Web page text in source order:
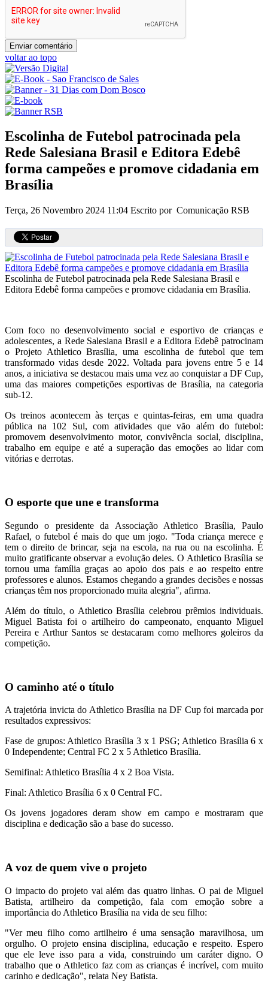
voltar ao topo
Escolinha de Futebol patrocinada pela
Rede Salesiana Brasil e Editora Edebê
forma campeões e promove cidadania em
Brasília
Terça, 26 Novembro 2024 11:04 Escrito por Comunicação RSB
Escolinha de Futebol patrocinada pela Rede Salesiana Brasil e
Editora Edebê forma campeões e promove cidadania em Brasília.
Com foco no desenvolvimento social e esportivo de crianças e
adolescentes, a Rede Salesiana Brasil e a Editora Edebê patrocinam
o Projeto Athletico Brasília, uma escolinha de futebol que tem
transformado vidas desde 2022. Voltada para jovens entre 5 e 14
anos, a iniciativa se destacou mais uma vez ao conquistar a DF Cup,
uma das maiores competições esportivas de Brasília, na categoria
sub-12.
Os treinos acontecem às terças e quintas-feiras, em uma quadra
pública na 102 Sul, com atividades que vão além do futebol:
promovem desenvolvimento motor, convivência social, disciplina,
trabalho em equipe e até a superação das emoções ao lidar com
vitórias e derrotas.
O esporte que une e transforma
Segundo o presidente da Associação Athletico Brasília, Paulo
Rafael, o futebol é mais do que um jogo. "Toda criança merece e
tem o direito de brincar, seja na escola, na rua ou na escolinha. É
muito gratificante observar a evolução deles. O Athletico Brasília se
tornou uma família graças ao apoio dos pais e ao respeito entre
professores e alunos. Estamos chegando a grandes decisões e nossas
crianças têm nos proporcionado muita alegria", afirma.
Além do título, o Athletico Brasília celebrou prêmios individuais.
Miguel Batista foi o artilheiro do campeonato, enquanto Miguel
Pereira e Arthur Santos se destacaram como melhores goleiros da
competição.
O caminho até o título
A trajetória invicta do Athletico Brasília na DF Cup foi marcada por
resultados expressivos:
Fase de grupos: Athletico Brasília 3 x 1 PSG; Athletico Brasília 6 x
0 Independente; Central FC 2 x 5 Athletico Brasília.
Semifinal: Athletico Brasília 4 x 2 Boa Vista.
Final: Athletico Brasília 6 x 0 Central FC.
Os jovens jogadores deram show em campo e mostraram que
disciplina e dedicação são a base do sucesso.
A voz de quem vive o projeto
O impacto do projeto vai além das quatro linhas. O pai de Miguel
Batista, artilheiro da competição, fala com emoção sobre a
importância do Athletico Brasília na vida de seu filho:
"Ver meu filho como artilheiro é uma sensação maravilhosa, um
orgulho. O projeto ensina disciplina, educação e respeito. Espero
que ele leve isso para a vida, construindo um caráter digno. O
trabalho que o Athletico faz com as crianças é incrível, com muito
carinho e dedicação", relata Ney Batista.